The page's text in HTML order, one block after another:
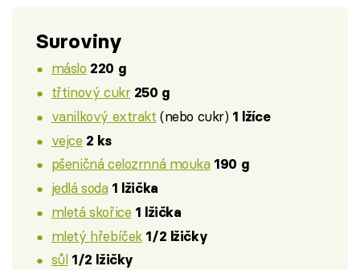
Suroviny
máslo 220 g
třtinový cukr 250 g
vanilkový extrakt (nebo cukr) 1 lžíce
vejce 2 ks
pšeničná celozrnná mouka 190 g
jedlá soda 1 lžička
mletá skořice 1 lžička
mletý hřebíček 1/2 lžičky
sůl 1/2 lžičky